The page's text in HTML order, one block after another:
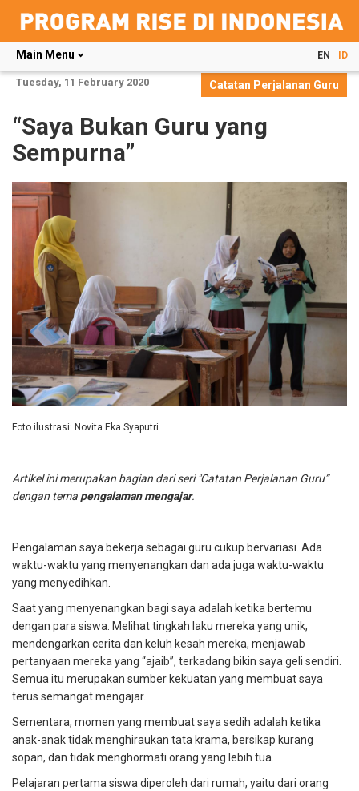
Skip
content
Main Menu EN ID
Catatan Perjalanan Guru
Tuesday, 11 February 2020
“Saya Bukan Guru yang
Sempurna”
Foto ilustrasi: Novita Eka Syaputri
Artikel ini merupakan bagian dari seri "Catatan Perjalanan Guru”
dengan tema pengalaman mengajar.
Pengalaman saya bekerja sebagai guru cukup bervariasi. Ada
waktu-waktu yang menyenangkan dan ada juga waktu-waktu
yang menyedihkan.
Saat yang menyenangkan bagi saya adalah ketika bertemu
dengan para siswa. Melihat tingkah laku mereka yang unik,
mendengarkan cerita dan keluh kesah mereka, menjawab
pertanyaan mereka yang “ajaib”, terkadang bikin saya geli sendiri.
Semua itu merupakan sumber kekuatan yang membuat saya
terus semangat mengajar.
Sementara, momen yang membuat saya sedih adalah ketika
anak-anak tidak menghiraukan tata krama, bersikap kurang
sopan, dan tidak menghormati orang yang lebih tua.
Pelajaran pertama siswa diperoleh dari rumah, yaitu dari orang